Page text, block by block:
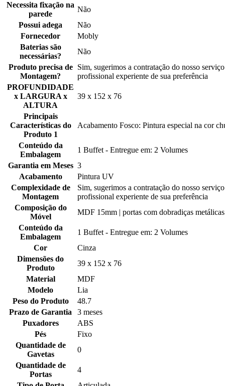
Necessita fixação na
parede
Não
Possui adega
Não
Fornecedor
Mobly
Baterias são
necessárias?
Não
Produto precisa de
Montagem?
Sim, sugerimos a contratação do nosso
profissional experiente de sua preferência
PROFUNDIDADE
x LARGURA x
ALTURA
39 x 152 x 76
Principais
Características do
Produto 1
Acabamento Fosco: Pintura especial na cor
Conteúdo da
Embalagem
1 Buffet - Entregue em: 2 Volumes
Garantia em Meses 3
Acabamento
Pintura UV
Complexidade de
Montagem
Sim, sugerimos a contratação do nosso
profissional experiente de sua preferência
Composição do
Móvel
MDF 15mm | portas com dobradiças
Conteúdo da
Embalagem
1 Buffet - Entregue em: 2 Volumes
Cor
Cinza
Dimensões do
Produto
39 x 152 x 76
Material
MDF
Modelo
Lia
Peso do Produto
48.7
Prazo de Garantia
3 meses
Puxadores
ABS
Pés
Fixo
Quantidade de
Gavetas
0
Quantidade de
Portas
4